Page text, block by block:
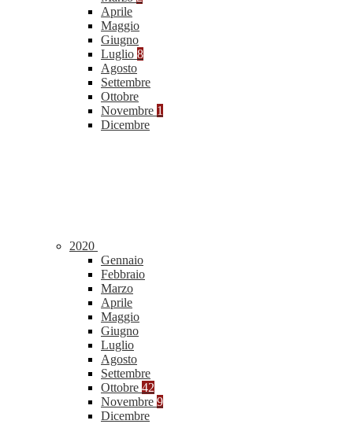
Aprile
Maggio
Giugno
Luglio 8
Agosto
Settembre
Ottobre
Novembre 1
Dicembre
2020
Gennaio
Febbraio
Marzo
Aprile
Maggio
Giugno
Luglio
Agosto
Settembre
Ottobre 42
Novembre 9
Dicembre